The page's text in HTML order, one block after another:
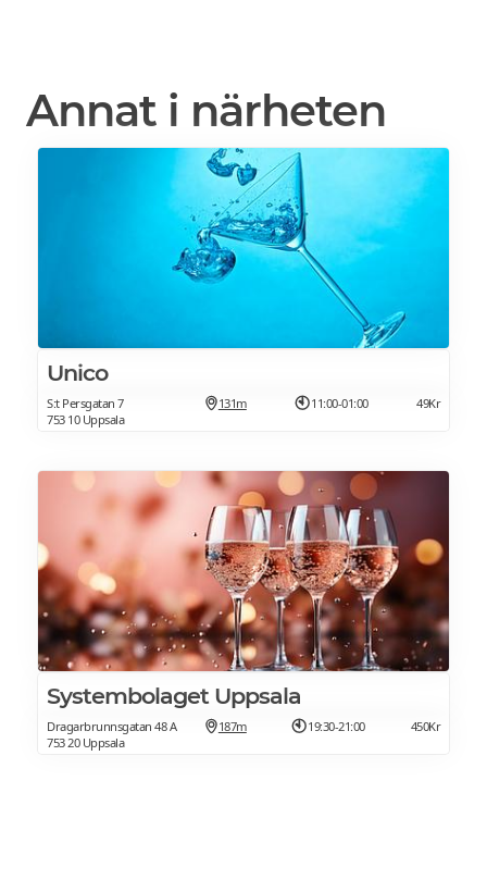
Annat i närheten
Unico
S:t Persgatan 7
753 10 Uppsala
131m 11:00-01:00 49Kr
Systembolaget Uppsala
Dragarbrunnsgatan 48 A
753 20 Uppsala
187m 19:30-21:00 450Kr